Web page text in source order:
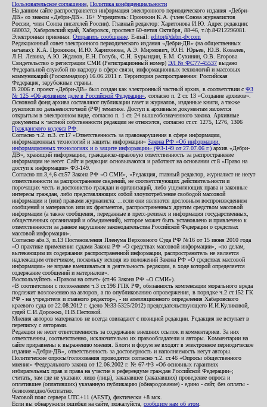
Пользовательское соглашение Политика конфиденциальности
На данном сайте распространяется информация электронного периодического издания «Дебри-
ДВ» со знаком «Дебри-ДВ». 16+ Учредитель: Пронякин К.А. (член Союза журналистов
России, член Союза писателей России). Главный редактор: Харитонова И.Ю. Адрес редакции:
680032, Хабаровский край, Хабаровск, проспект 60-летия Октября, 88-46, т./ф.84212296081.
Электронная приемная: Отправить сообщение . E-mail: editor@debri-dv.com
Редакционный совет электронного периодического издания «Дебри-ДВ» (на общественных
началах): К.А. Пронякин, И.Ю. Харитонова, А.Э. Мирмович, Ю.Н. Юрьев, Ю.В. Ковалев,
Л.Н. Левина, А.Ю. Жданов, Е.Н. Голубь, С.Н. Бурындин, Б.М. Сухинин, О.В. Егорова
Свидетельство о регистрации СМИ (Регистрационный номер) ЭЛ № ФС77-45537 выдано
Федеральной службой по надзору в сфере связи, информационных технологий и массовых
коммуникаций (Роскомнадзор) 16.06.2011 г. Территория распространения: Российская
Федерация, зарубежные страны.
В 2006 г. проект «Дебри-ДВ» был создан как электронный частный архив, в соответствии с ФЗ
№ 125 «Об архивном деле в Российской Федерации» , согласно п. 2 ст. 13 «Создание архивов».
Основной фонд архива составляют публикации газет и журналов, изданные книги, а также
рукописи по дальневосточной (РФ) тематике. Доступ к архивным документам является
открытым в электронном виде, согласно п. 1 ст. 24 вышеобозначенного закона. Архивные
документы к частной собственности редакции не относятся, согласно ст.ст. 1275, 1276, 1306
Гражданского кодекса РФ
Согласно ч.2. п.3. ст.17 «Ответственность за правонарушения в сфере информации,
информационных технологий и защиты информации» Закона РФ «Об информации,
информационных технологиях и о защите информации» (ФЗ-149 от 27.07.06 г.) архив «Дебри-
ДВ», хранящий информацию, гражданско-правовую ответственность за распространение
информации не несет. Сайт и редакция основываются и работают на основании ст.8 «Право на
доступ к информации» ФЗ-149.
Согласно пп.3,4,6 ст.57 Закона РФ «О СМИ», «Редакция, главный редактор, журналист не несут
ответственности за распространение сведений, не соответствующих действительности и
порочащих честь и достоинство граждан и организаций, либо ущемляющих права и законные
интересы граждан, либо представляющих собой злоупотребление свободой массовой
информации и (или) правами журналиста: ...если они являются дословным воспроизведением
сообщений и материалов или их фрагментов, распространенных другим средством массовой
информации (а также сообщения, переданные в пресс-релизах и информация государственных,
общественных организаций и объединений), которое может быть установлено и привлечено к
ответственности за данное нарушение законодательства Российской Федерации о средствах
массовой информации».
Согласно абз.3, п.13 Постановления Пленума Верховного Суда РФ №16 от 15 июня 2010 года
«О практике применения судами Закона РФ «О средствах массовой информации», «по делам,
вытекающим из содержания распространенной информации, распространитель не является
надлежащим ответчиком, поскольку исходя из положений Закона РФ «О средствах массовой
информации» не вправе вмешиваться в деятельность редакции, в ходе которой определяется
содержание сообщений и материалов».
Воспользуйтесь «Правом на ответ» (ст.46 Закона РФ «О СМИ»).
«В соответствии с положением ч.3 ст.196 ГПК РФ, обязанность компенсации морального вреда
подлежит возложению на авторов, а по опубликованию опровержения, в порядке ч.2 ст.152 ГК
РФ - на учредителя и главного редактор», - из апелляционного определения Хабаровского
краевого суда от 22.08.2012 г. (дело №33-5325/2012) председательствующего И.И.Куликовой,
судей С.И.Дорожко, Н.В.Пестовой.
Мнения авторов материалов не всегда совпадают с позицией редакции. Редакция не вступает в
переписку с авторами.
Редакция не несет ответственность за содержание внешних ссылок и комментариев. За них
ответственны, соответственно, исключительно их правообладатели и авторы. Комментарии на
сайте приравнены к выражению мнения. Блоги и форум не входят в электронное периодическое
издание «Дебри-ДВ», ответственность за достоверность и наполняемость несут авторы.
Политические опросы/голосования проводятся согласно ч.2. ст.46 «Опросы общественного
мнения» Федерального закона от 12.06.2002 г. № 67-ФЗ «Об основных гарантиях
избирательных прав и права на участие в референдуме граждан Российской Федерации»;
считать, там где не указано: лицо (лица), заказавшее (заказавших) проведение опроса и
оплатившее (оплативших) указанную публикацию (обнародование) - едино - сайт, без оплаты -
безвозмездно/бесплатно.
Часовой пояс сервера UTC+11 (AEST), фактически +8 мск.
Если вы обнаружили ошибки на сайте, пожалуйста, сообщите нам об этом